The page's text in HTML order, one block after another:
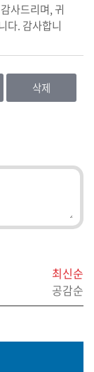
사드리며, 귀
다. 감사합니
삭제
최신순
공감순